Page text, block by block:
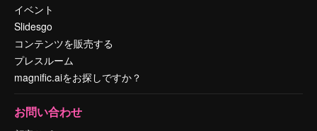
イベント
Slidesgo
コンテンツを販売する
プレスルーム
magnific.aiをお探しですか？
お問い合わせ